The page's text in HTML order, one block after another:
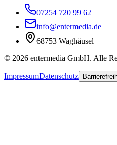
07254 720 99 62
info@entermedia.de
68753 Waghäusel
© 2026 entermedia GmbH. Alle
ImpressumDatenschutz